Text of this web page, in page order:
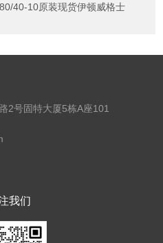
40-10原装现货伊顿威格士
2号固特大厦5栋A座101
我们